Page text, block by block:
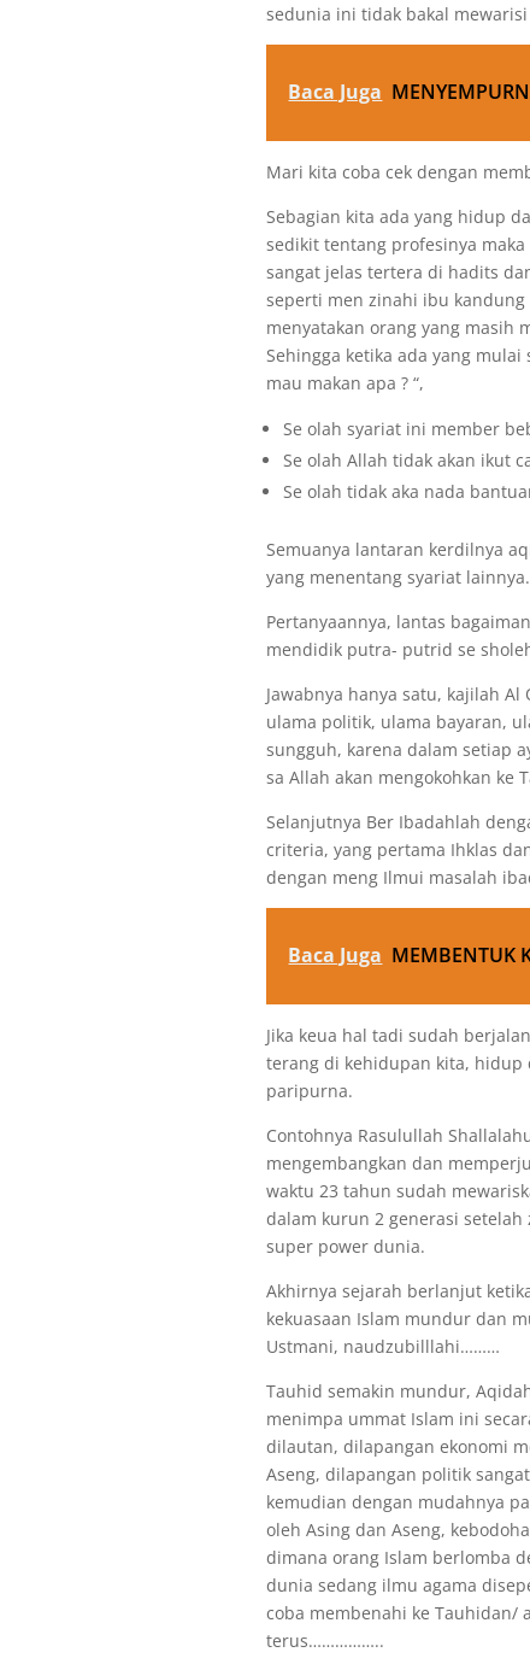
sedunia ini tidak bakal
Baca Juga
Mari kita coba cek dengan
Sebagian kita ada yang hidup
sedikit tentang profesinya
sangat jelas tertera di hadits
seperti men zinahi ibu
menyatakan orang yang masih
Sehingga ketika ada yang
mau makan apa ? “,
Se olah syariat ini member
Se olah Allah tidak akan ikut
Se olah tidak aka nada
Semuanya lantaran kerdilnya
yang menentang syariat lainnya.
Pertanyaannya, lantas
mendidik putra- putrid se
Jawabnya hanya satu, kajilah
ulama politik, ulama bayaran,
sungguh, karena dalam setiap
sa Allah akan mengokohkan ke
Selanjutnya Ber Ibadahlah
criteria, yang pertama Ihklas
dengan meng Ilmui masalah
Baca Juga MEMBENTUK
Jika keua hal tadi sudah
terang di kehidupan kita, hidup
paripurna.
Contohnya Rasulullah
mengembangkan dan
waktu 23 tahun sudah
dalam kurun 2 generasi
super power dunia.
Akhirnya sejarah berlanjut
kekuasaan Islam mundur dan
Ustmani, naudzubilllahi………
Tauhid semakin mundur,
menimpa ummat Islam ini
dilautan, dilapangan ekonomi
Aseng, dilapangan politik
kemudian dengan mudahnya
oleh Asing dan Aseng,
dimana orang Islam berlomba
dunia sedang ilmu agama
coba membenahi ke
terus……………..